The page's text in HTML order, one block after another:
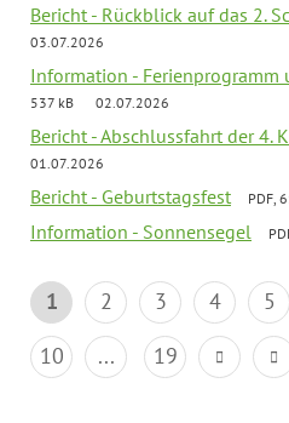
Bericht - Rückblick auf das 2.
03.07.2026
Information - Ferienprogramm
537 kB
02.07.2026
Bericht - Abschlussfahrt der 4.
01.07.2026
Bericht - Geburtstagsfest PDF,
Information - Sonnensegel
1 2 3 4 5
10
... 19